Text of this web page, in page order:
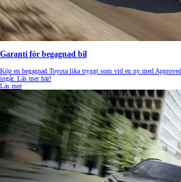
Garanti för begagnad bil
Köp en begagnad Toyota lika tryggt som vid en ny med
ingår. Läs mer här!
Läs mer